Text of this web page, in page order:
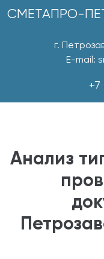
СМЕТАПРО-
г.
E-mail:
+7
Анализ